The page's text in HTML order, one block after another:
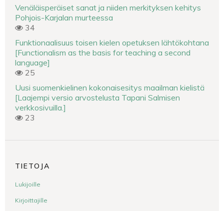
Venäläisperäiset sanat ja niiden merkityksen kehitys
Pohjois-Karjalan murteessa
34
Funktionaalisuus toisen kielen opetuksen lähtökohtana
[Functionalism as the basis for teaching a second
language]
25
Uusi suomenkielinen kokonaisesitys maailman kielistä
[Laajempi versio arvostelusta Tapani Salmisen
verkkosivuilla.]
23
TIETOJA
Lukijoille
Kirjoittajille